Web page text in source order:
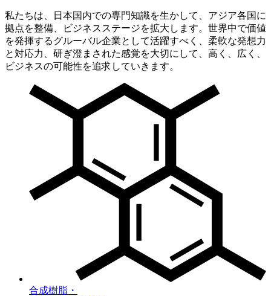
私たちは、日本国内での専門知識を生かして、アジア各国に
拠点を整備、ビジネスステージを拡大します。世界中で価値
を発揮するグルーバル企業として活躍すべく、柔軟な発想力
と対応力、研ぎ澄まされた感覚を大切にして、高く、広く、
ビジネスの可能性を追求していきます。
合成樹脂・